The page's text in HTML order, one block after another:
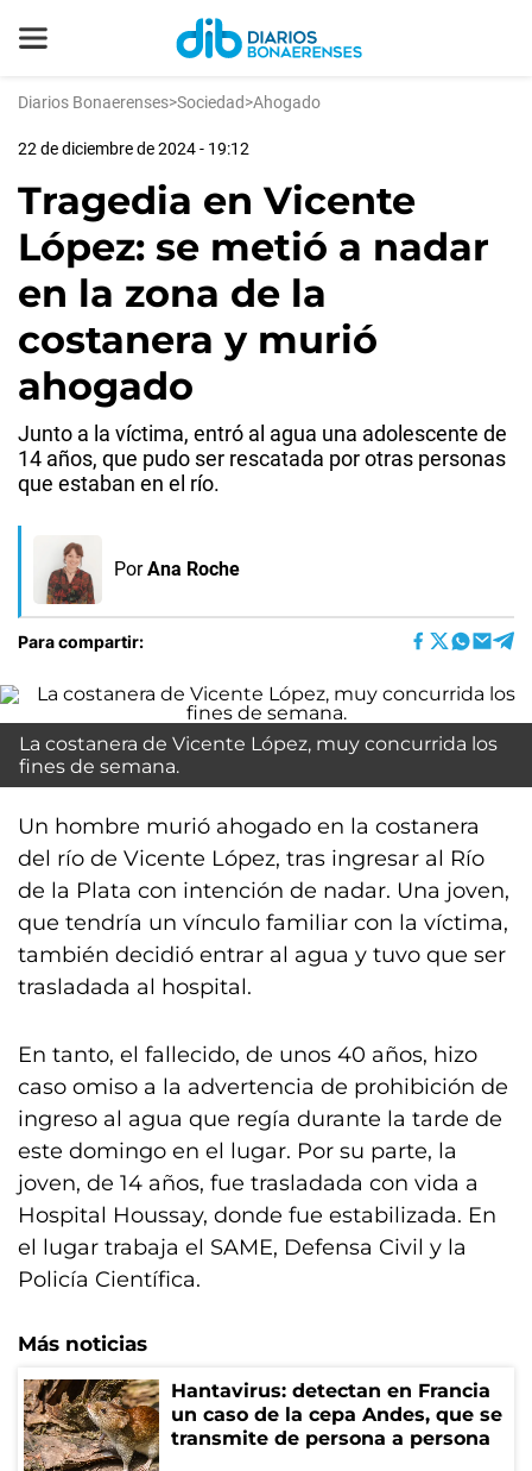
Diarios Bonaerenses>Sociedad>Ahogado
22 de diciembre de 2024 - 19:12
Tragedia en Vicente
López: se metió a nadar
en la zona de la
costanera y murió
ahogado
Junto a la víctima, entró al agua una adolescente de
14 años, que pudo ser rescatada por otras personas
que estaban en el río.
Por Ana Roche
Para compartir:
La costanera de Vicente López, muy concurrida los
fines de semana.
Un hombre murió ahogado en la costanera
del río de Vicente López, tras ingresar al Río
de la Plata con intención de nadar. Una joven,
que tendría un vínculo familiar con la víctima,
también decidió entrar al agua y tuvo que ser
trasladada al hospital.
En tanto, el fallecido, de unos 40 años, hizo
caso omiso a la advertencia de prohibición de
ingreso al agua que regía durante la tarde de
este domingo en el lugar. Por su parte, la
joven, de 14 años, fue trasladada con vida a
Hospital Houssay, donde fue estabilizada. En
el lugar trabaja el SAME, Defensa Civil y la
Policía Científica.
Más noticias
Hantavirus: detectan en Francia
un caso de la cepa Andes, que se
transmite de persona a persona